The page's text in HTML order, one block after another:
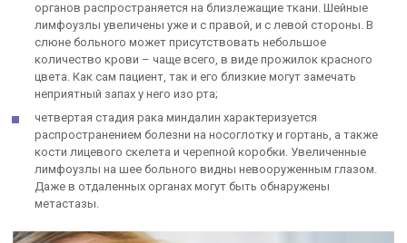
органов распространяется на близлежащие ткани. Шейные
лимфоузлы увеличены уже и с правой, и с левой стороны. В
слюне больного может присутствовать небольшое
количество крови – чаще всего, в виде прожилок красного
цвета. Как сам пациент, так и его близкие могут замечать
неприятный запах у него изо рта;
четвертая стадия рака миндалин характеризуется
распространением болезни на носоглотку и гортань, а также
кости лицевого скелета и черепной коробки. Увеличенные
лимфоузлы на шее больного видны невооруженным глазом.
Даже в отдаленных органах могут быть обнаружены
метастазы.